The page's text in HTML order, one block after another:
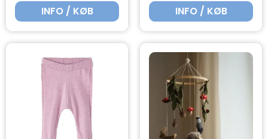
INFO / KØB INFO / KØB